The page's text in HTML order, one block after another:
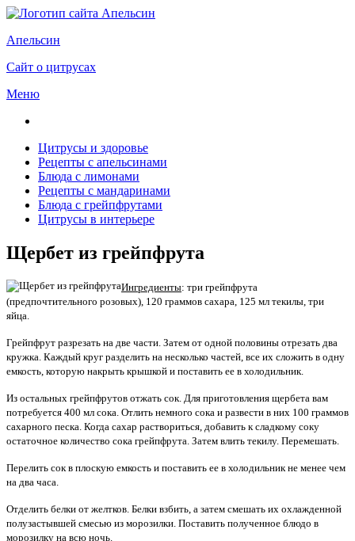
Апельсин
Сайт о цитрусах
Меню
Цитрусы и здоровье
Рецепты с апельсинами
Блюда с лимонами
Рецепты с мандаринами
Блюда с грейпфрутами
Цитрусы в интерьере
Щербет из грейпфрута
Ингредиенты: три грейпфрута
(предпочтительного розовых), 120 граммов сахара, 125 мл текилы, три
яйца.
Грейпфрут разрезать на две части. Затем от одной половины отрезать два
кружка. Каждый круг разделить на несколько частей, все их сложить в одну
емкость, которую накрыть крышкой и поставить ее в холодильник.
Из остальных грейпфрутов отжать сок. Для приготовления щербета вам
потребуется 400 мл сока. Отлить немного сока и развести в них 100 граммов
сахарного песка. Когда сахар раствориться, добавить к сладкому соку
остаточное количество сока грейпфрута. Затем влить текилу. Перемешать.
Перелить сок в плоскую емкость и поставить ее в холодильник не менее чем
на два часа.
Отделить белки от желтков. Белки взбить, а затем смешать их охлажденной
полузастывшей смесью из морозилки. Поставить полученное блюдо в
морозилку на всю ночь.